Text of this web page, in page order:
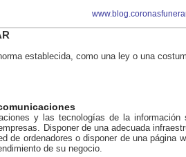
establecida, como una ley o una
y las tecnologías de la información
Disponer de una adecuada
de ordenadores o disponer de una página
de su negocio.